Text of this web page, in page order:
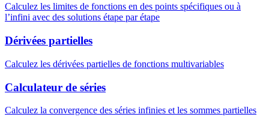
Calculez les limites de fonctions en des points spécifiques ou à
l’infini avec des solutions étape par étape
Dérivées partielles
Calculez les dérivées partielles de fonctions multivariables
Calculateur de séries
Calculez la convergence des séries infinies et les sommes partielles